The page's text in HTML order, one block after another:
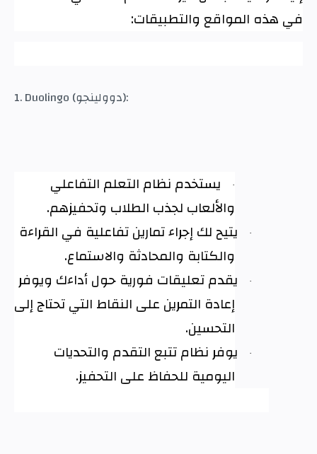
في هذه المواقع والتطبيقات:
1. Duolingo (دوولينجو):
·
يستخدم نظام التعلم التفاعلي
والألعاب لجذب الطلاب وتحفيزهم.
·
يتيح لك إجراء تمارين تفاعلية في القراءة
والكتابة والمحادثة والاستماع.
·
يقدم تعليقات فورية حول أداءك ويوفر
إعادة التمرين على النقاط التي تحتاج إلى
التحسين.
·
يوفر نظام تتبع التقدم والتحديات
اليومية للحفاظ على التحفيز.